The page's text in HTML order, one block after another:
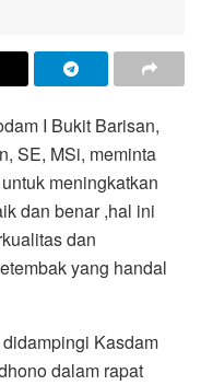
I Bukit Barisan,
SE, MSi, meminta
meningkatkan
dan benar ,hal ini
dan
yang handal
Kasdam
dalam rapat